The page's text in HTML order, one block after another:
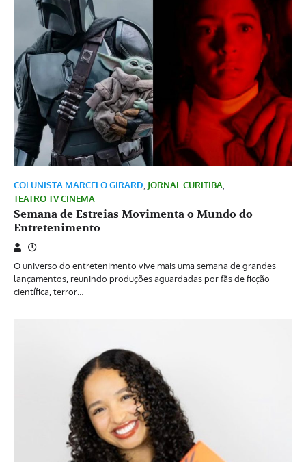
COLUNISTA MARCELO GIRARD JORNAL CURITIBA
TEATRO TV CINEMA
Semana de Estreias Movimenta o Mundo do
Entretenimento
O universo do entretenimento vive mais uma semana de grandes
lançamentos, reunindo produções aguardadas por fãs de ficção
científica, terror…